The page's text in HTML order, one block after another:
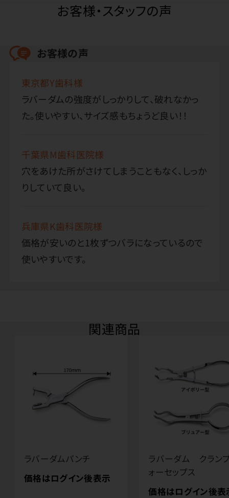
お客様・スタッフの声
お客様の声
東京都Y歯科様
ラバーダムの強度がしっかりして、破れなかっ
た。使いやすい、サイズ感もちょうど良い！！
千葉県M歯科医院様
穴をあけた所がさけてしまうこともなく、しっか
りしていて良い。
兵庫県K歯科医院様
価格が安いのと1枚ずつバラになっているので
使いやすいです。
関連商品
ラバーダムパンチ
価格はログイン後表示
ラバーダム クラン
ォーセップス
価格はログイン後表